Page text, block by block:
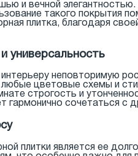
и вечной
такого покрытия
плитка, благодаря
универсальность
неповторимую
цветовые схемы и
строгость и
гармонично сочетаться с
плитки является ее